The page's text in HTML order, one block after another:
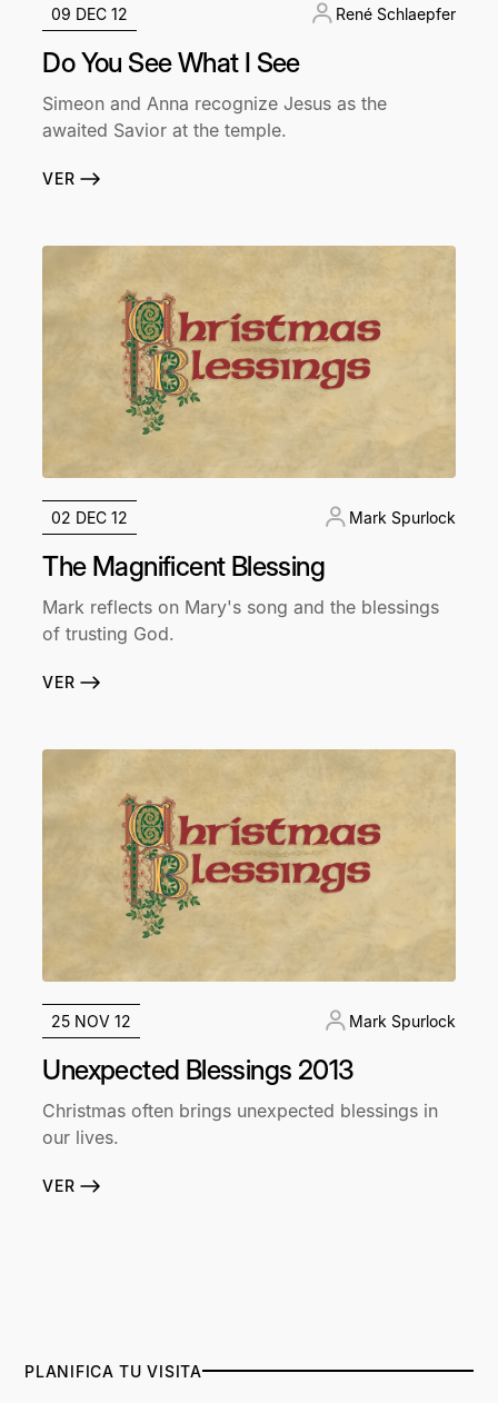
09 DEC 12 René Schlaepfer
Do You See What I See
Simeon and Anna recognize Jesus as the
awaited Savior at the temple.
VER
02 DEC 12 Mark Spurlock
The Magnificent Blessing
Mark reflects on Mary's song and the blessings
of trusting God.
VER
25 NOV 12 Mark Spurlock
Unexpected Blessings 2013
Christmas often brings unexpected blessings in
our lives.
VER
PLANIFICA TU VISITA